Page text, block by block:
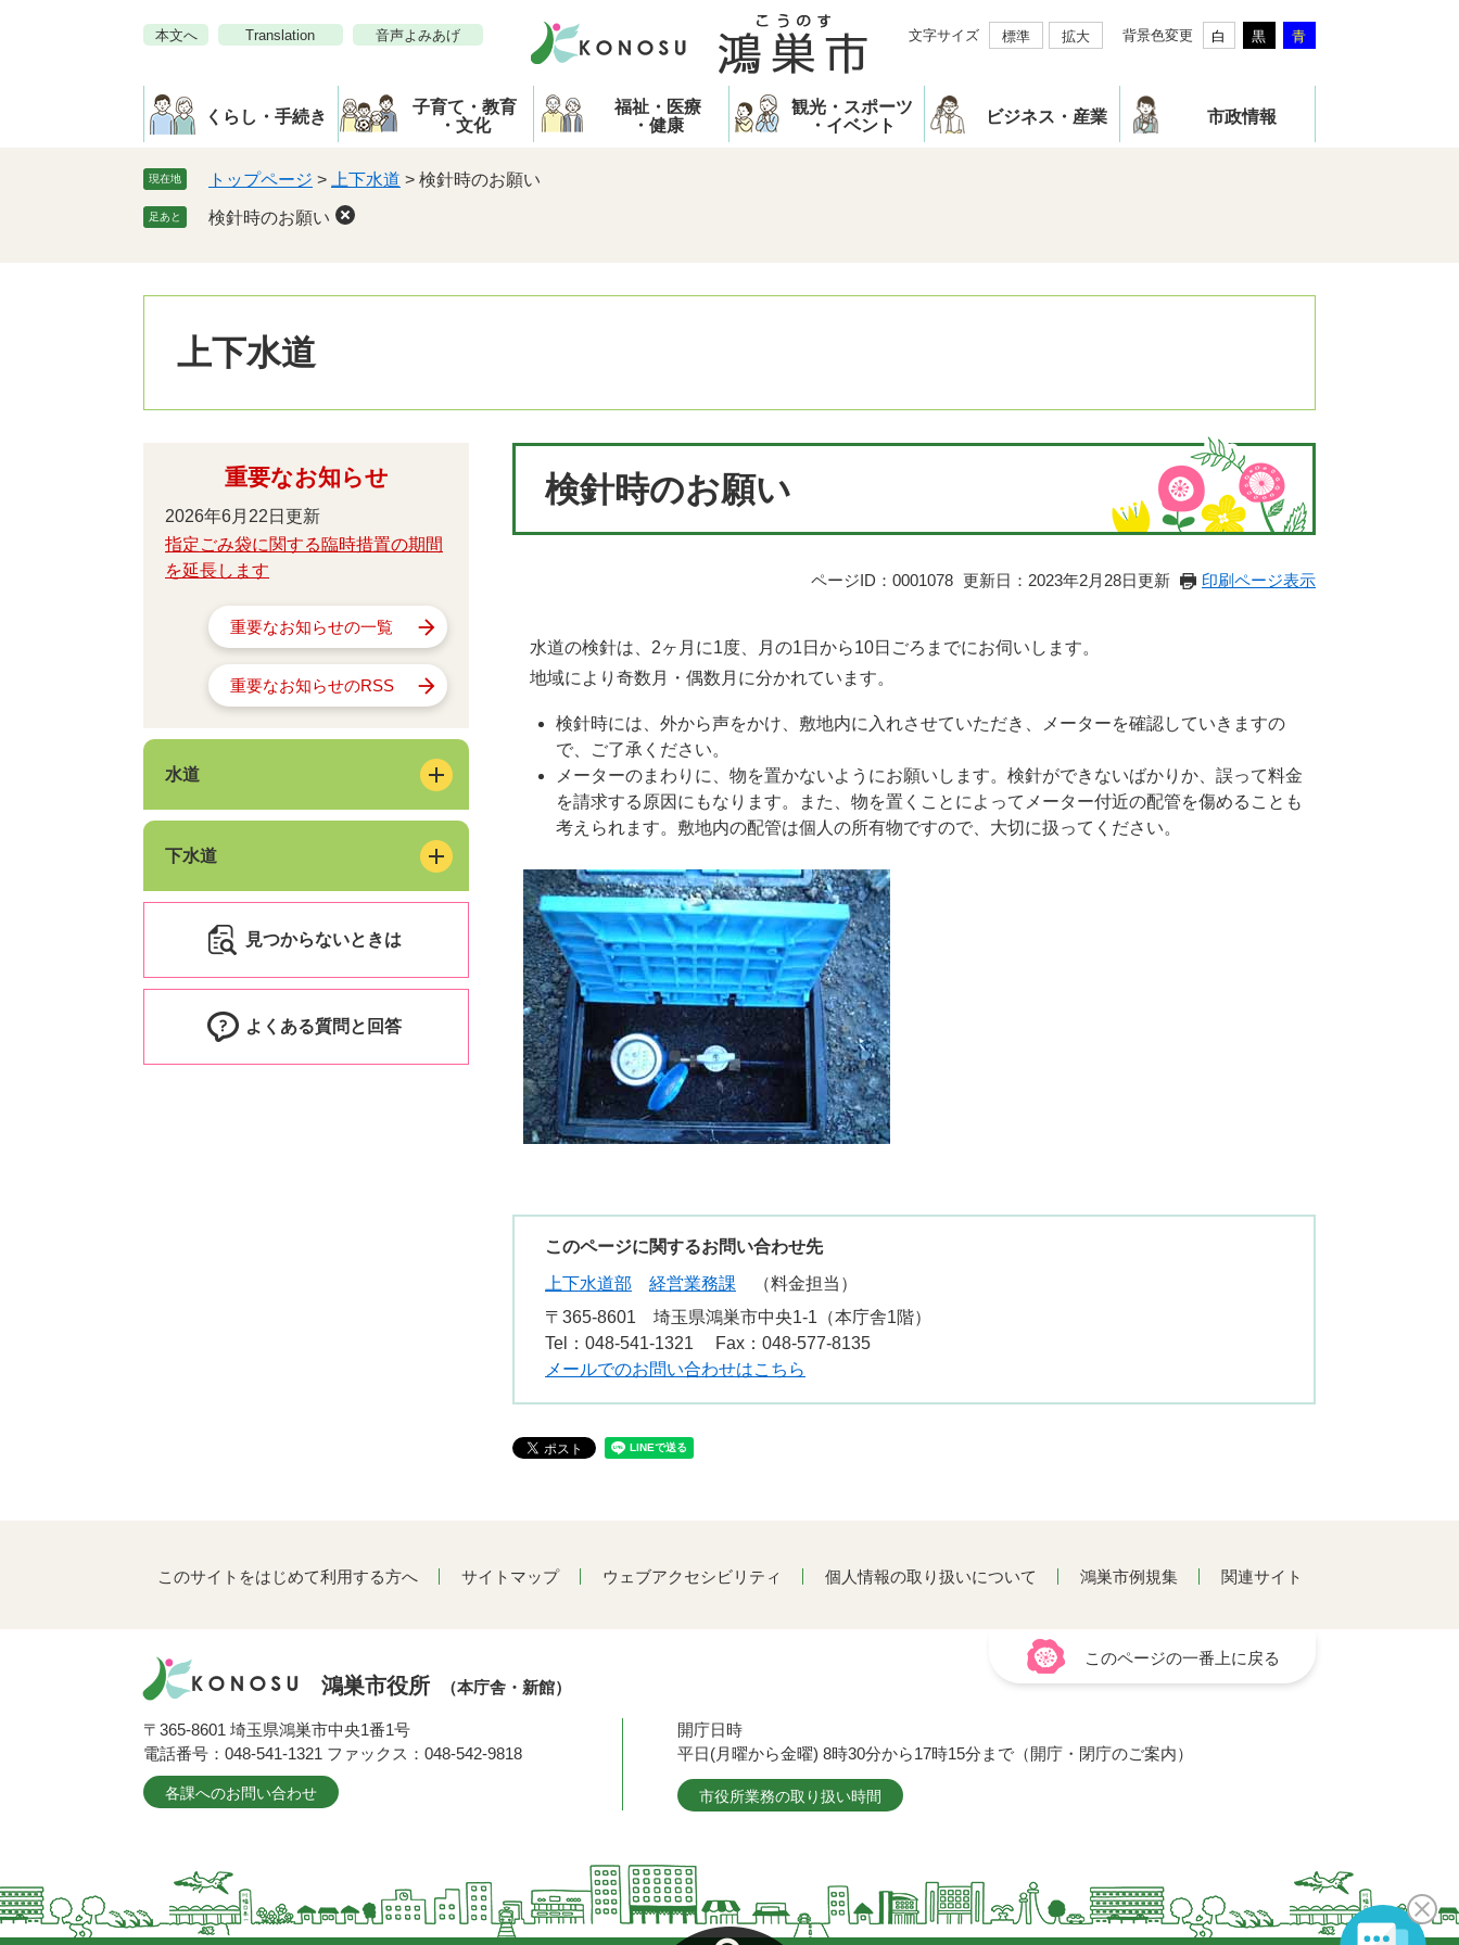
本文へ Translation 音声よみあげ 文字サイズ 標準 拡大 背景色変更 白 黒 青
くらし・手続き
子育て・教育
・文化
福祉・医療
・健康
観光・スポーツ
・イベント
ビジネス・産業 市政情報
現在地 トップページ > 上下水道 > 検針時のお願い
足あと 検針時のお願い
上下水道
検針時のお願い
ページID：0001078 更新日：2023年2月28日更新 印刷ページ表示
水道の検針は、2ヶ月に1度、月の1日から10日ごろまでにお伺いします。
地域により奇数月・偶数月に分かれています。
検針時には、外から声をかけ、敷地内に入れさせていただき、メーターを確認していきますの
で、ご了承ください。
メーターのまわりに、物を置かないようにお願いします。検針ができないばかりか、誤って料金
を請求する原因にもなります。また、物を置くことによってメーター付近の配管を傷めることも
考えられます。敷地内の配管は個人の所有物ですので、大切に扱ってください。
このページに関するお問い合わせ先
上下水道部
経営業務課
料金担当
〒365-8601
埼玉県鴻巣市中央1-1（本庁舎1階）
Tel：048-541-1321
Fax：048-577-8135
メールでのお問い合わせはこちら
重要なお知らせ
2026年6月22日更新
指定ごみ袋に関する臨時措置の期間
を延長します
重要なお知らせの一覧
重要なお知らせのRSS
水道
下水道
見つからないときは
よくある質問と回答
このサイトをはじめて利用する方へ サイトマップ ウェブアクセシビリティ 個人情報の取り扱いについて 鴻巣市例規集 関連サイト
このページの一番上に戻る
鴻巣市役所 （本庁舎・新館）
〒365-8601 埼玉県鴻巣市中央1番1号
電話番号：048-541-1321 ファックス：048-542-9818
各課へのお問い合わせ
開庁日時
平日(月曜から金曜) 8時30分から17時15分まで（開庁・閉庁のご案内）
市役所業務の取り扱い時間